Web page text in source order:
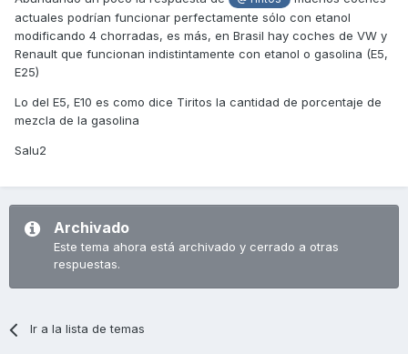
Me da la impresión de que eso puede ser un
bulo... La gasolina E10 es una nueva
denominación que en teoría obligan a introducir
gasolinas actuales un 10% de Etanol ( por eso lo
menos combustibles fósiles en la mezcla, sirve a
gasolina, eliminando otros más contaminantes y
seguramente más costosos de elaborar, para que
haga mejor efecto en los motores modernos la
intención es aumentar el octanaje hasta 100
actuales podrían funcionar perfectamente sólo con etanol
modificando 4 chorradas, es más, en Brasil hay coches de VW y
Renault que funcionan indistintamente con etanol o gasolina (E5,
E25)
Lo del E5, E10 es como dice Tiritos la cantidad de porcentaje de
mezcla de la gasolina
Salu2
Archivado
Este tema ahora está archivado y cerrado a otras
respuestas.
Ir a la lista de temas